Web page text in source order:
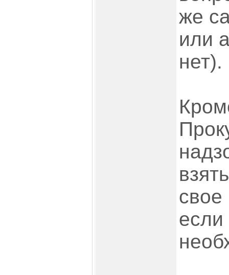
же
или
нет).
свое